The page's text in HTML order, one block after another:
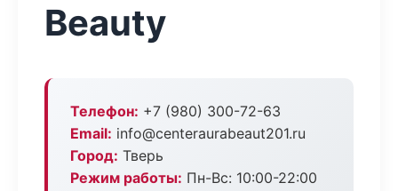
Beauty
Телефон: +7 (980) 300-72-63
Email: info@centeraurabeaut201.ru
Город: Тверь
Режим работы: Пн-Вс: 10:00-22:00